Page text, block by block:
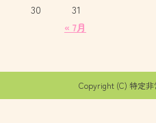
« 7月
30
31
Copyright (C) 特定